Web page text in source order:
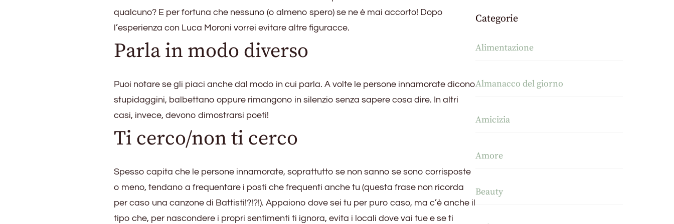
qualcuno? E per fortuna che nessuno (o almeno spero) se ne è mai accorto! Dopo
l’esperienza con Luca Moroni vorrei evitare altre figuracce.
Parla in modo diverso
Puoi notare se gli piaci anche dal modo in cui parla. A volte le persone innamorate dicono
stupidaggini, balbettano oppure rimangono in silenzio senza sapere cosa dire. In altri
casi, invece, devono dimostrarsi poeti!
Ti cerco/non ti cerco
Spesso capita che le persone innamorate, soprattutto se non sanno se sono corrisposte
o meno, tendano a frequentare i posti che frequenti anche tu (questa frase non ricorda
per caso una canzone di Battisti!?!?!). Appaiono dove sei tu per puro caso, ma c’è anche il
tipo che, per nascondere i propri sentimenti ti ignora, evita i locali dove vai tue e se ti
Categorie
Alimentazione
Almanacco del giorno
Amicizia
Amore
Beauty